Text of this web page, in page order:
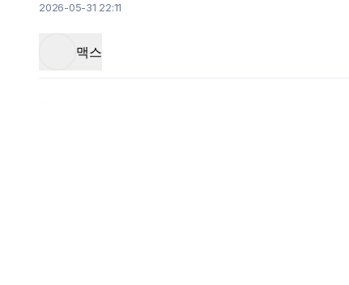
2026-05-31 22:11
맥스